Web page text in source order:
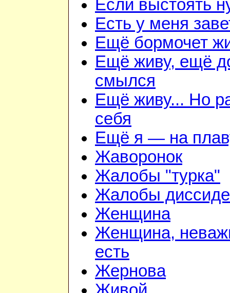
Если выстоять
Есть у меня
Ещё бормочет
Ещё живу, ещё
смылся
Ещё живу... Но
себя
Ещё я — на
Жаворонок
Жалобы "турка"
Жалобы
Женщина
Женщина,
есть
Жернова